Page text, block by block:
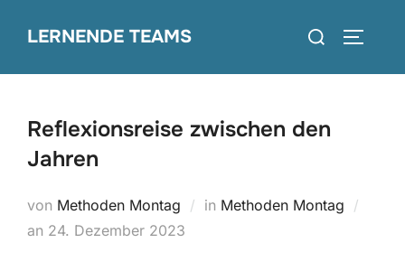
InhaltLERNENDE TEAMS
Suchen
Reflexionsreise zwischen den
Jahren
von Methoden Montag in Methoden Montag
an Veröffentlicht
24. Dezember 2023